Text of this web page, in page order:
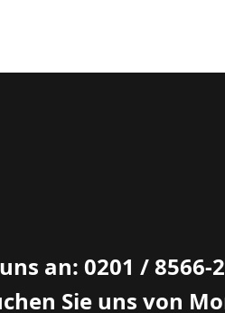
an: 0201 / 8566-
Sie uns von